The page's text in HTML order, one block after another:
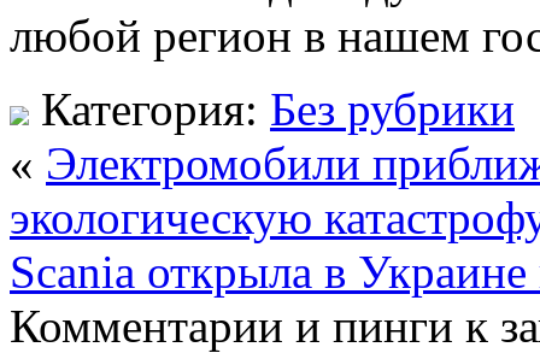
любой регион в нашем
Категория: Без рубрики
« Электромобили
экологическую
Scania открыла в
Комментарии и пинги к